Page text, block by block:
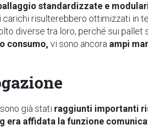
standardizzate e
risulterebbero ottimizzati in
diverse tra loro, perché sui
consumo, vi sono ancora ampi
già stati raggiunti importanti
era affidata la funzione